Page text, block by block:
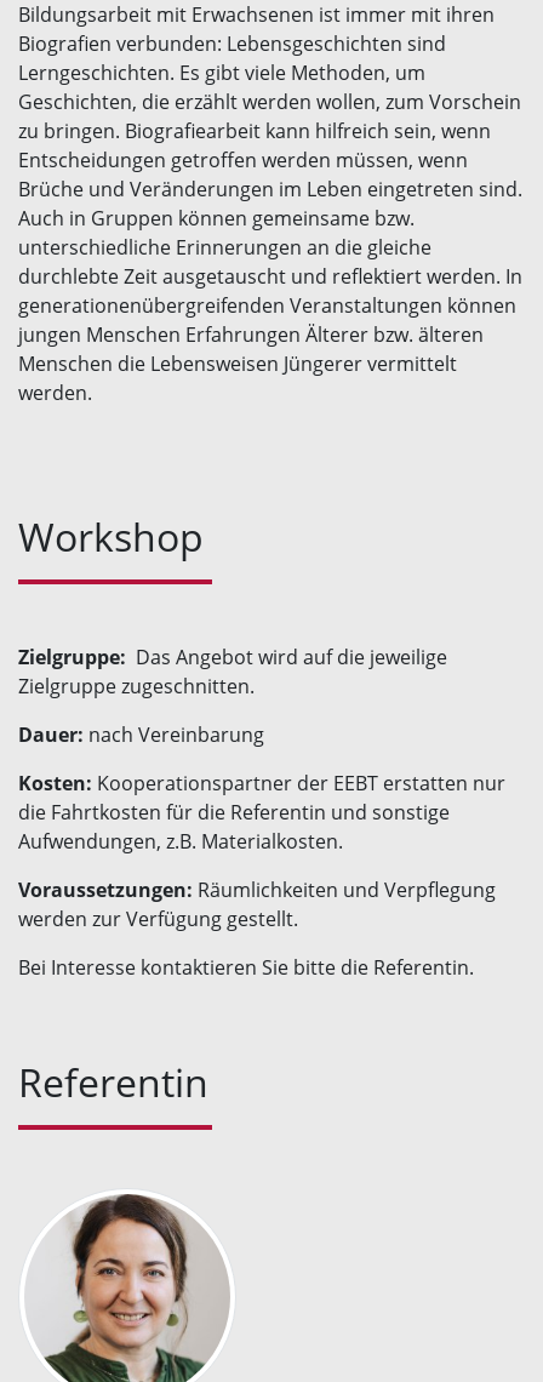
Bildungsarbeit mit Erwachsenen ist immer mit ihren
Biografien verbunden: Lebensgeschichten sind
Lerngeschichten. Es gibt viele Methoden, um
Geschichten, die erzählt werden wollen, zum Vorschein
zu bringen. Biografiearbeit kann hilfreich sein, wenn
Entscheidungen getroffen werden müssen, wenn
Brüche und Veränderungen im Leben eingetreten sind.
Auch in Gruppen können gemeinsame bzw.
unterschiedliche Erinnerungen an die gleiche
durchlebte Zeit ausgetauscht und reflektiert werden. In
generationenübergreifenden Veranstaltungen können
jungen Menschen Erfahrungen Älterer bzw. älteren
Menschen die Lebensweisen Jüngerer vermittelt
werden.
Workshop
Zielgruppe: Das Angebot wird auf die jeweilige
Zielgruppe zugeschnitten.
Dauer: nach Vereinbarung
Kosten: Kooperationspartner der EEBT erstatten nur
die Fahrtkosten für die Referentin und sonstige
Aufwendungen, z.B. Materialkosten.
Voraussetzungen: Räumlichkeiten und Verpflegung
werden zur Verfügung gestellt.
Bei Interesse kontaktieren Sie bitte die Referentin.
Referentin